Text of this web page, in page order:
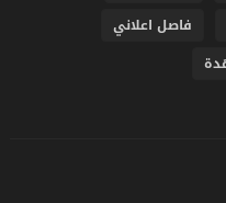
فاصل اعلاني